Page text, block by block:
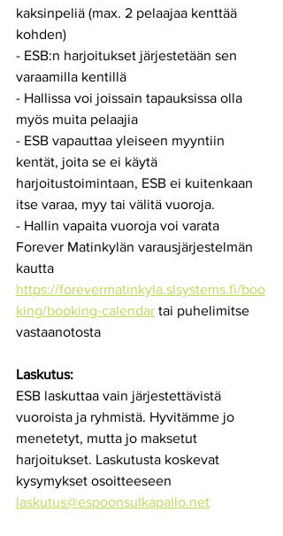
kaksinpeliä (max. 2 pelaajaa kenttää
kohden)
- ESB:n harjoitukset järjestetään sen
varaamilla kentillä
- Hallissa voi joissain tapauksissa olla
myös muita pelaajia
- ESB vapauttaa yleiseen myyntiin
kentät, joita se ei käytä
harjoitustoimintaan, ESB ei kuitenkaan
itse varaa, myy tai välitä vuoroja.
- Hallin vapaita vuoroja voi varata
Forever Matinkylän varausjärjestelmän
kautta
https://forevermatinkyla.slsystems.fi/boo
king/booking-calendar tai puhelimitse
vastaanotosta
Laskutus:
ESB laskuttaa vain järjestettävistä
vuoroista ja ryhmistä. Hyvitämme jo
menetetyt, mutta jo maksetut
harjoitukset. Laskutusta koskevat
kysymykset osoitteeseen
laskutus@espoonsulkapallo.net